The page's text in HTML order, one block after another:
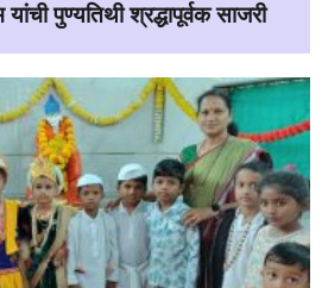
पुण्यतिथी श्रद्धापूर्वक साजरी